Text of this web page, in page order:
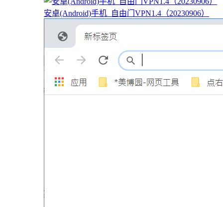
安卓(Android)手机_自由门VPN1.4（20230906）